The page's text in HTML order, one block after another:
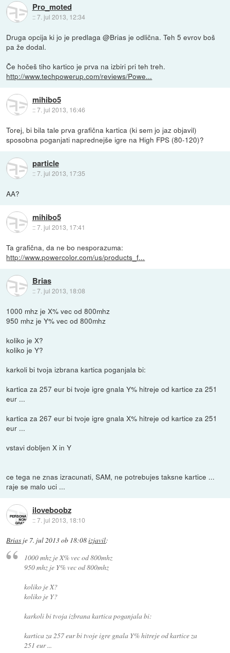
Pro_moted
::7. jul 2013, 12:34
Druga opcija ki jo je predlaga @Brias je odlična. Teh 5 evrov boš
pa že dodal.
Če hočeš tiho kartico je prva na izbiri pri teh treh.
http://www.techpowerup.com/reviews/Powe...
mihibo5
::7. jul 2013, 16:46
Torej, bi bila tale prva grafična kartica (ki sem jo jaz objavil)
sposobna poganjati naprednejše igre na High FPS (80-120)?
particle
::7. jul 2013, 17:35
AA?
mihibo5
::7. jul 2013, 17:41
Ta grafična, da ne bo nesporazuma:
http://www.powercolor.com/us/products_f...
Brias
::7. jul 2013, 18:08
1000 mhz je X% vec od 800mhz
950 mhz je Y% vec od 800mhz
koliko je X?
koliko je Y?
karkoli bi tvoja izbrana kartica poganjala bi:
kartica za 257 eur bi tvoje igre gnala Y% hitreje od kartice za 251
eur ...
kartica za 267 eur bi tvoje igre gnala X% hitreje od kartice za 251
eur ...
vstavi dobljen X in Y
ce tega ne znas izracunati, SAM, ne potrebujes taksne kartice ...
raje se malo uci ...
iloveboobz
::7. jul 2013, 18:10
Brias je 7. jul 2013 ob 18:08izjavil:
1000 mhz je X% vec od 800mhz
950 mhz je Y% vec od 800mhz
koliko je X?
koliko je Y?
karkoli bi tvoja izbrana kartica poganjala bi:
kartica za 257 eur bi tvoje igre gnala Y% hitreje od kartice za
251 eur ...